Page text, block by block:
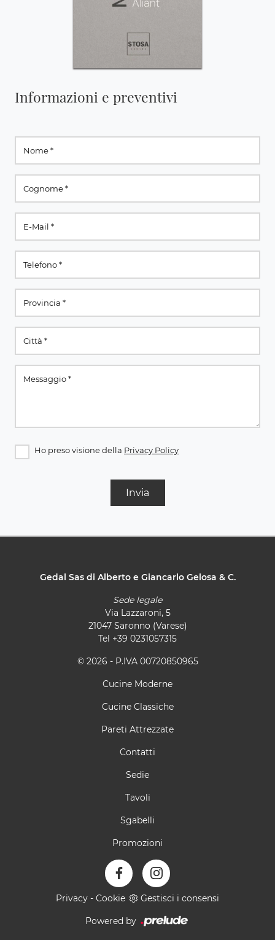
Informazioni e preventivi
Ho preso visione della Privacy Policy
Invia
Gedal Sas di Alberto e Giancarlo Gelosa & C.
Sede legale
Via Lazzaroni, 5
21047 Saronno (Varese)
Tel +39 0231057315
© 2026 - P.IVA 00720850965
Cucine Moderne
Cucine Classiche
Pareti Attrezzate
Contatti
Sedie
Tavoli
Sgabelli
Promozioni
Privacy - Cookie Gestisci i consensi
Powered by